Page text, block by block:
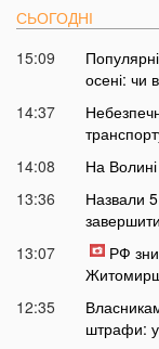
СЬОГОДНІ
15:09
осені: чи
14:37
14:08
На
13:36
Назвали
13:07
РФ
12:35
штрафи: